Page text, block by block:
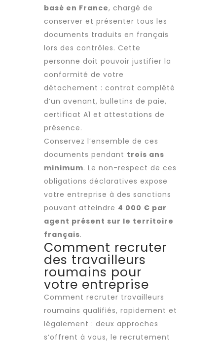
basé en France, chargé de
conserver et présenter tous les
documents traduits en français
lors des contrôles. Cette
personne doit pouvoir justifier la
conformité de votre
détachement : contrat complété
d’un avenant, bulletins de paie,
certificat A1 et attestations de
présence.
Conservez l’ensemble de ces
documents pendant trois ans
minimum. Le non-respect de ces
obligations déclaratives expose
votre entreprise à des sanctions
pouvant atteindre 4 000 € par
agent présent sur le territoire
français.
Comment recruter
des travailleurs
roumains pour
votre entreprise
Comment recruter travailleurs
roumains qualifiés, rapidement et
légalement : deux approches
s’offrent à vous, le recrutement